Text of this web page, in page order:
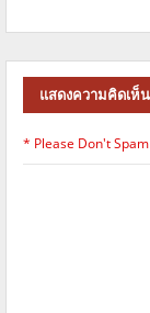
แสดงความคิดเห็น
* Please Don't